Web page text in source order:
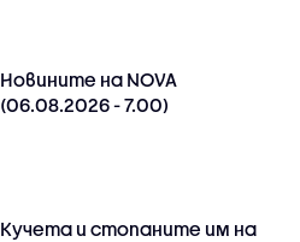
Новините на NOVA
(06.08.2026 - 7.00)
Кучета и стопаните им на